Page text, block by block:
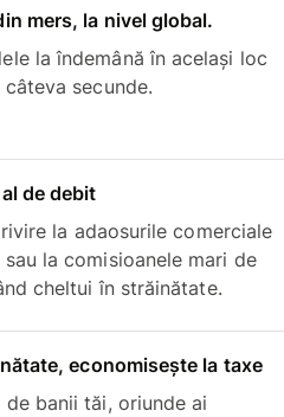
mers, la nivel global.
la îndemână în același loc
secunde.
de debit
la adaosurile comerciale
la comisioanele mari de
cheltui în străinătate.
economisește la taxe
banii tăi, oriunde ai